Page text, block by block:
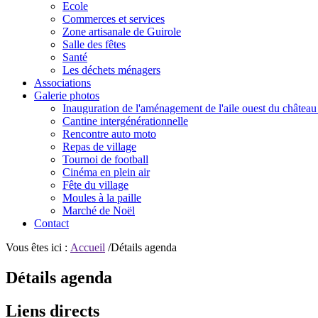
Ecole
Commerces et services
Zone artisanale de Guirole
Salle des fêtes
Santé
Les déchets ménagers
Associations
Galerie photos
Inauguration de l'aménagement de l'aile ouest du
Cantine intergénérationnelle
Rencontre auto moto
Repas de village
Tournoi de football
Cinéma en plein air
Fête du village
Moules à la paille
Marché de Noël
Contact
Vous êtes ici : Accueil /Détails agenda
Détails agenda
Liens directs